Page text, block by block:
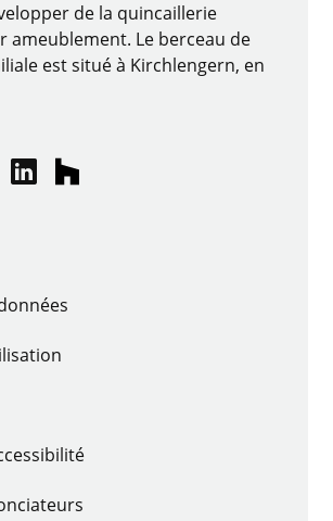
de la quincaillerie
ameublement. Le berceau de
est situé à Kirchlengern, en
linkedinhouzz